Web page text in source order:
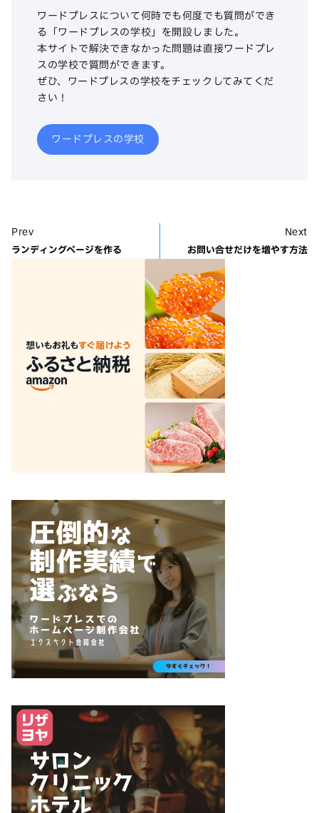
ワードプレスについて何時でも何度でも質問ができ
る「ワードプレスの学校」を開設しました。
本サイトで解決できなかった問題は直接ワードプレ
スの学校で質問ができます。
ぜひ、ワードプレスの学校をチェックしてみてくだ
さい！
ワードプレスの学校
Prev
ランディングページを作る
Next
お問い合せだけを増やす方法